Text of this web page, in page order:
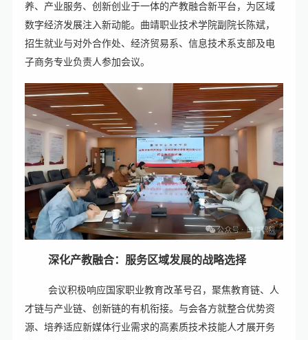
养、产业服务、创新创业于一体的产教融合新平台，为区域
数字经济发展注入新动能。曲靖职业技术学院副院长陈斌，
招生就业与对外合作处、经济贸易系、信息技术系支部及电
子商务专业负责人参加会议。
深化产教融合：服务区域发展的战略选择‌
会议积极响应国家职业教育改革号召，聚焦教育链、人
才链与产业链、创新链的有机衔接。与会各方就整合优势资
源、培养适应新媒体行业需求的高素质技术技能人才展开务